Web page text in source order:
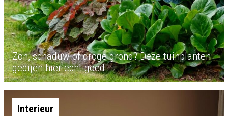
Zon, schaduw of droge grond? Deze tuinplanten
gedijen hier echt goed
Interieur